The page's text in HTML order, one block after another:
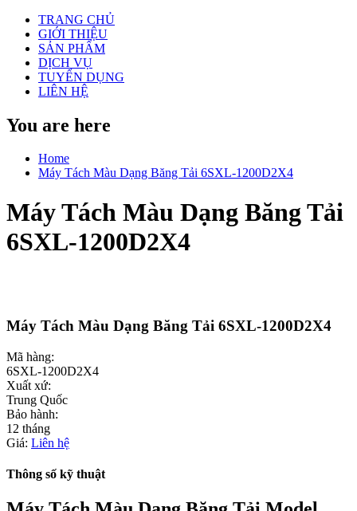
TRANG CHỦ
GIỚI THIỆU
SẢN PHẨM
DỊCH VỤ
TUYỂN DỤNG
LIÊN HỆ
You are here
Home
Máy Tách Màu Dạng Băng Tải 6SXL-1200D2X4
Máy Tách Màu Dạng Băng Tải
6SXL-1200D2X4
Máy Tách Màu Dạng Băng Tải 6SXL-1200D2X4
Mã hàng:
6SXL-1200D2X4
Xuất xứ:
Trung Quốc
Bảo hành:
12 tháng
Giá: Liên hệ
Thông số kỹ thuật